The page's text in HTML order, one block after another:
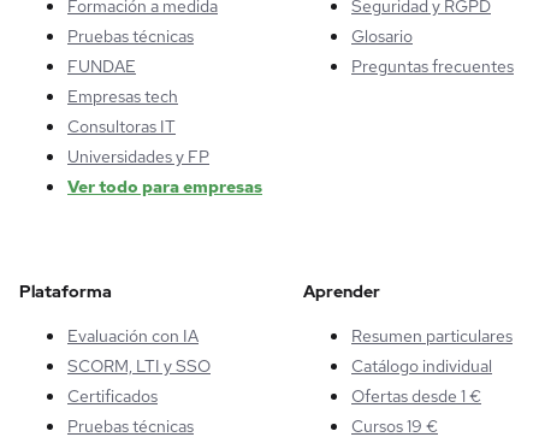
Formación a medida
Pruebas técnicas
FUNDAE
Empresas tech
Consultoras IT
Universidades y FP
Ver todo para empresas
Seguridad y RGPD
Glosario
Preguntas frecuentes
Plataforma
Evaluación con IA
SCORM, LTI y SSO
Certificados
Pruebas técnicas
Aprender
Resumen particulares
Catálogo individual
Ofertas desde 1 €
Cursos 19 €